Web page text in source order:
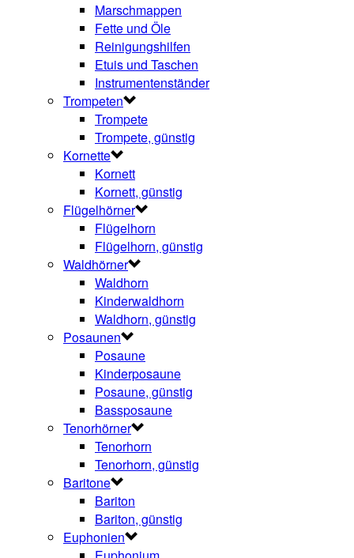
Marschmappen
Fette und Öle
Reinigungshilfen
Etuis und Taschen
Instrumentenständer
Trompeten
Trompete
Trompete, günstig
Kornette
Kornett
Kornett, günstig
Flügelhörner
Flügelhorn
Flügelhorn, günstig
Waldhörner
Waldhorn
Kinderwaldhorn
Waldhorn, günstig
Posaunen
Posaune
Kinderposaune
Posaune, günstig
Bassposaune
Tenorhörner
Tenorhorn
Tenorhorn, günstig
Baritone
Bariton
Bariton, günstig
Euphonien